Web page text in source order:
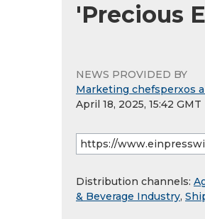
'Precious
NEWS PROVIDED BY
Marketing chefsperxos
April 18, 2025, 15:42 GMT
Distribution channels:
& Beverage Industry,